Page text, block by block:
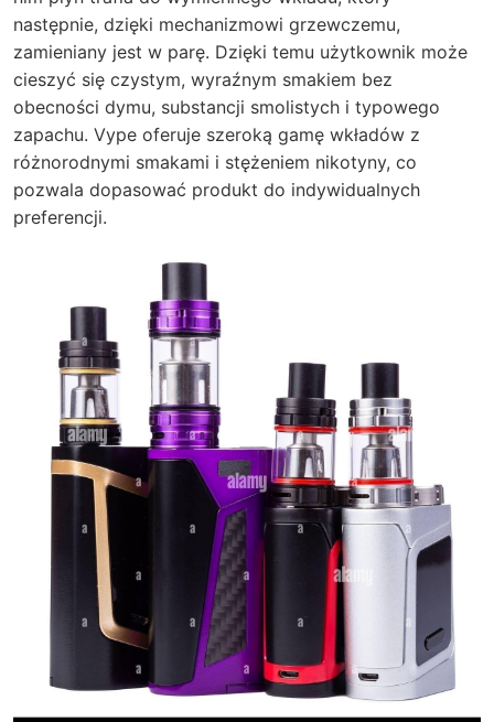
następnie, dzięki mechanizmowi grzewczemu,
zamieniany jest w parę. Dzięki temu użytkownik może
cieszyć się czystym, wyraźnym smakiem bez
obecności dymu, substancji smolistych i typowego
zapachu. Vype oferuje szeroką gamę wkładów z
różnorodnymi smakami i stężeniem nikotyny, co
pozwala dopasować produkt do indywidualnych
preferencji.